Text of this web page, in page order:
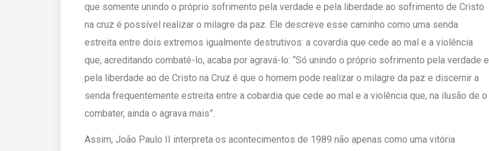
que somente unindo o próprio sofrimento pela verdade e pela liberdade ao sofrimento de Cristo
na cruz é possível realizar o milagre da paz. Ele descreve esse caminho como uma senda
estreita entre dois extremos igualmente destrutivos: a covardia que cede ao mal e a violência
que, acreditando combatê-lo, acaba por agravá-lo: “Só unindo o próprio sofrimento pela verdade e
pela liberdade ao de Cristo na Cruz é que o homem pode realizar o milagre da paz e discernir a
senda frequentemente estreita entre a cobardia que cede ao mal e a violência que, na ilusão de o
combater, ainda o agrava mais”.
Assim, João Paulo II interpreta os acontecimentos de 1989 não apenas como uma vitória